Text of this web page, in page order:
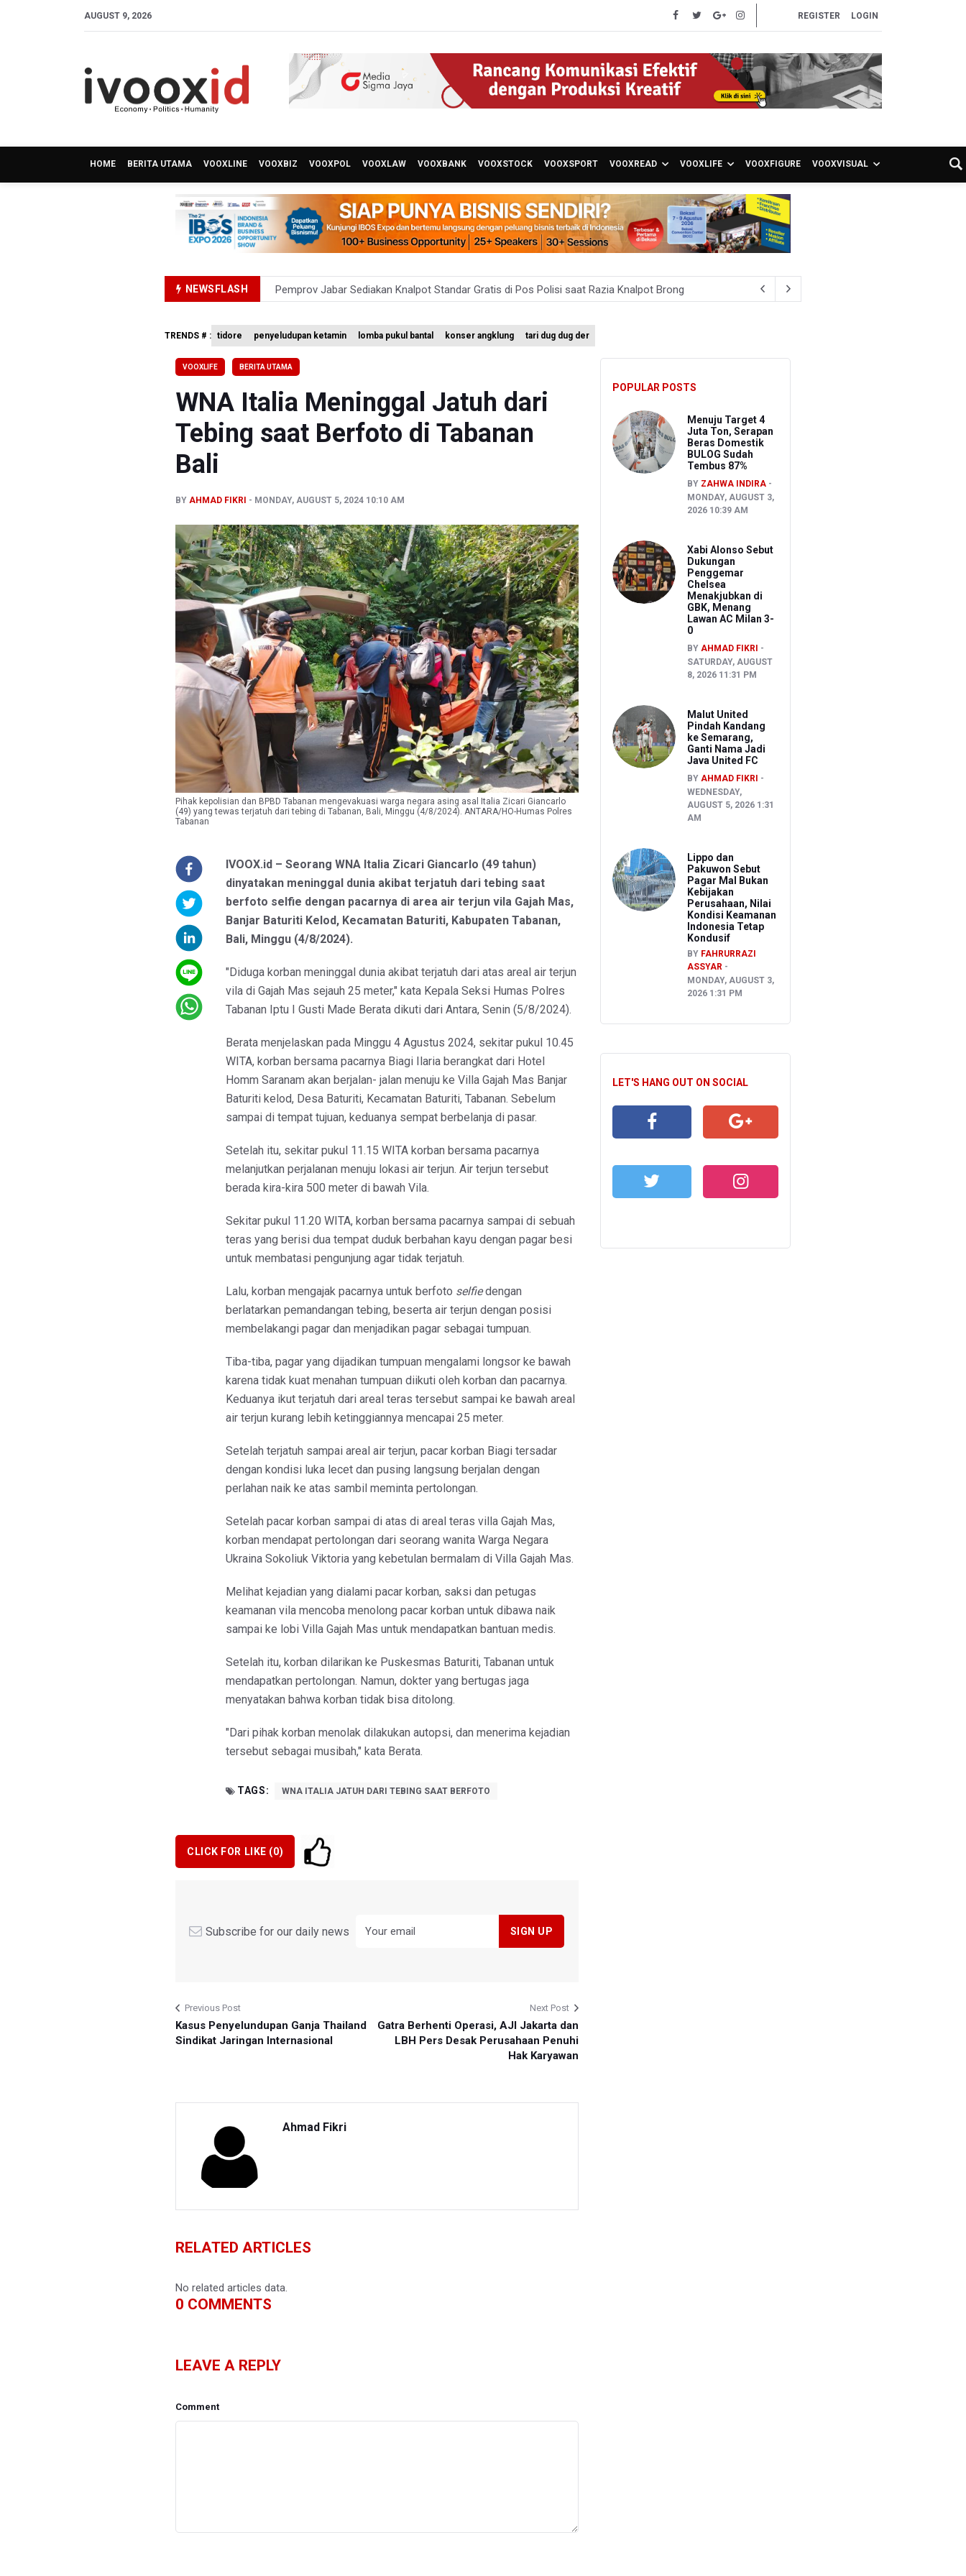
AUGUST 9, 2026 REGISTER LOGIN
HOME BERITA UTAMA VOOXLINE VOOXBIZ VOOXPOL VOOXLAW VOOXBANK VOOXSTOCK VOOXSPORT VOOXREAD VOOXLIFE VOOXFIGURE VOOXVISUAL
NEWSFLASH
Pemprov Jabar Sediakan Knalpot Standar Gratis di Pos Polisi saat Razia Knalpot Brong
Flores Bersiap Gelar Festival Golo Koe 2026, Promosikan Wisata Berkelanjutan
Kemkomdigi Targetkan Reaktivasi IGRS Rampung 2026
TNI Gelar Latihan Kesiapsiagaan Penanggulangan Bencana Gempa Bumi dan Tsunami di Bali
TRENDS # : tidore penyeludupan ketamin lomba pukul bantal konser angklung tari dug dug der
VOOXLIFE BERITA UTAMA
WNA Italia Meninggal Jatuh dari
Tebing saat Berfoto di Tabanan
Bali
BY AHMAD FIKRI MONDAY, AUGUST 5, 2024 10:10 AM
Pihak kepolisian dan BPBD Tabanan mengevakuasi warga negara asing asal Italia Zicari Giancarlo
(49) yang tewas terjatuh dari tebing di Tabanan, Bali, Minggu (4/8/2024). ANTARA/HO-Humas Polres
Tabanan
IVOOX.id – Seorang WNA Italia Zicari Giancarlo (49 tahun)
dinyatakan meninggal dunia akibat terjatuh dari tebing saat
berfoto selfie dengan pacarnya di area air terjun vila Gajah Mas,
Banjar Baturiti Kelod, Kecamatan Baturiti, Kabupaten Tabanan,
Bali, Minggu (4/8/2024).
"Diduga korban meninggal dunia akibat terjatuh dari atas areal air terjun
vila di Gajah Mas sejauh 25 meter," kata Kepala Seksi Humas Polres
Tabanan Iptu I Gusti Made Berata dikuti dari Antara, Senin (5/8/2024).
Berata menjelaskan pada Minggu 4 Agustus 2024, sekitar pukul 10.45
WITA, korban bersama pacarnya Biagi Ilaria berangkat dari Hotel
Homm Saranam akan berjalan- jalan menuju ke Villa Gajah Mas Banjar
Baturiti kelod, Desa Baturiti, Kecamatan Baturiti, Tabanan. Sebelum
sampai di tempat tujuan, keduanya sempat berbelanja di pasar.
Setelah itu, sekitar pukul 11.15 WITA korban bersama pacarnya
melanjutkan perjalanan menuju lokasi air terjun. Air terjun tersebut
berada kira-kira 500 meter di bawah Vila.
Sekitar pukul 11.20 WITA, korban bersama pacarnya sampai di sebuah
teras yang berisi dua tempat duduk berbahan kayu dengan pagar besi
untuk membatasi pengunjung agar tidak terjatuh.
Lalu, korban mengajak pacarnya untuk berfoto selfiedengan
berlatarkan pemandangan tebing, beserta air terjun dengan posisi
membelakangi pagar dan menjadikan pagar sebagai tumpuan.
Tiba-tiba, pagar yang dijadikan tumpuan mengalami longsor ke bawah
karena tidak kuat menahan tumpuan diikuti oleh korban dan pacarnya.
Keduanya ikut terjatuh dari areal teras tersebut sampai ke bawah areal
air terjun kurang lebih ketinggiannya mencapai 25 meter.
Setelah terjatuh sampai areal air terjun, pacar korban Biagi tersadar
dengan kondisi luka lecet dan pusing langsung berjalan dengan
perlahan naik ke atas sambil meminta pertolongan.
Setelah pacar korban sampai di atas di areal teras villa Gajah Mas,
korban mendapat pertolongan dari seorang wanita Warga Negara
Ukraina Sokoliuk Viktoria yang kebetulan bermalam di Villa Gajah Mas.
Melihat kejadian yang dialami pacar korban, saksi dan petugas
keamanan vila mencoba menolong pacar korban untuk dibawa naik
sampai ke lobi Villa Gajah Mas untuk mendapatkan bantuan medis.
Setelah itu, korban dilarikan ke Puskesmas Baturiti, Tabanan untuk
mendapatkan pertolongan. Namun, dokter yang bertugas jaga
menyatakan bahwa korban tidak bisa ditolong.
"Dari pihak korban menolak dilakukan autopsi, dan menerima kejadian
tersebut sebagai musibah," kata Berata.
TAGS: WNA ITALIA JATUH DARI TEBING SAAT BERFOTO
CLICK FOR LIKE (0)
Subscribe for our daily news
Previous Post
Kasus Penyelundupan Ganja Thailand
Sindikat Jaringan Internasional
Next Post
Gatra Berhenti Operasi, AJI Jakarta dan
LBH Pers Desak Perusahaan Penuhi
Hak Karyawan
Ahmad Fikri
RELATED ARTICLES
No related articles data.
0 COMMENTS
LEAVE A REPLY
Comment
POPULAR POSTS
Menuju Target 4
Juta Ton, Serapan
Beras Domestik
BULOG Sudah
Tembus 87%
BY ZAHWA INDIRA
MONDAY, AUGUST 3,
2026 10:39 AM
Xabi Alonso Sebut
Dukungan
Penggemar
Chelsea
Menakjubkan di
GBK, Menang
Lawan AC Milan 3-
0
BY AHMAD FIKRI
SATURDAY, AUGUST
8, 2026 11:31 PM
Malut United
Pindah Kandang
ke Semarang,
Ganti Nama Jadi
Java United FC
BY AHMAD FIKRI
WEDNESDAY,
AUGUST 5, 2026 1:31
AM
Lippo dan
Pakuwon Sebut
Pagar Mal Bukan
Kebijakan
Perusahaan, Nilai
Kondisi Keamanan
Indonesia Tetap
Kondusif
BY FAHRURRAZI
ASSYAR
MONDAY, AUGUST 3,
2026 1:31 PM
LET'S HANG OUT ON SOCIAL